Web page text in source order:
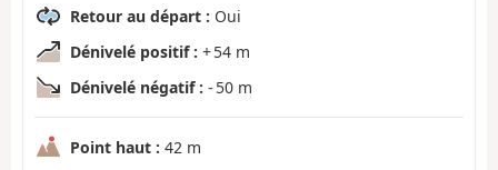
Retour au départ : Oui
Dénivelé positif : + 54 m
Dénivelé négatif : - 50 m
Point haut : 42 m